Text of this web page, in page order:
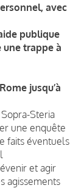
avec
publique
trappe à
jusqu’à
Steria
une enquête
faits éventuels
et agir
agissements